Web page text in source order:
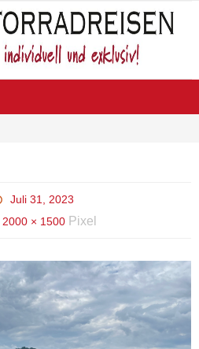
Juli 31, 2023
2000 × 1500 Pixel